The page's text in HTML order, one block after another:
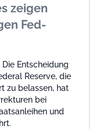
zeigen
Fed-
Entscheidung
Reserve, die
zu belassen, hat
bei
und